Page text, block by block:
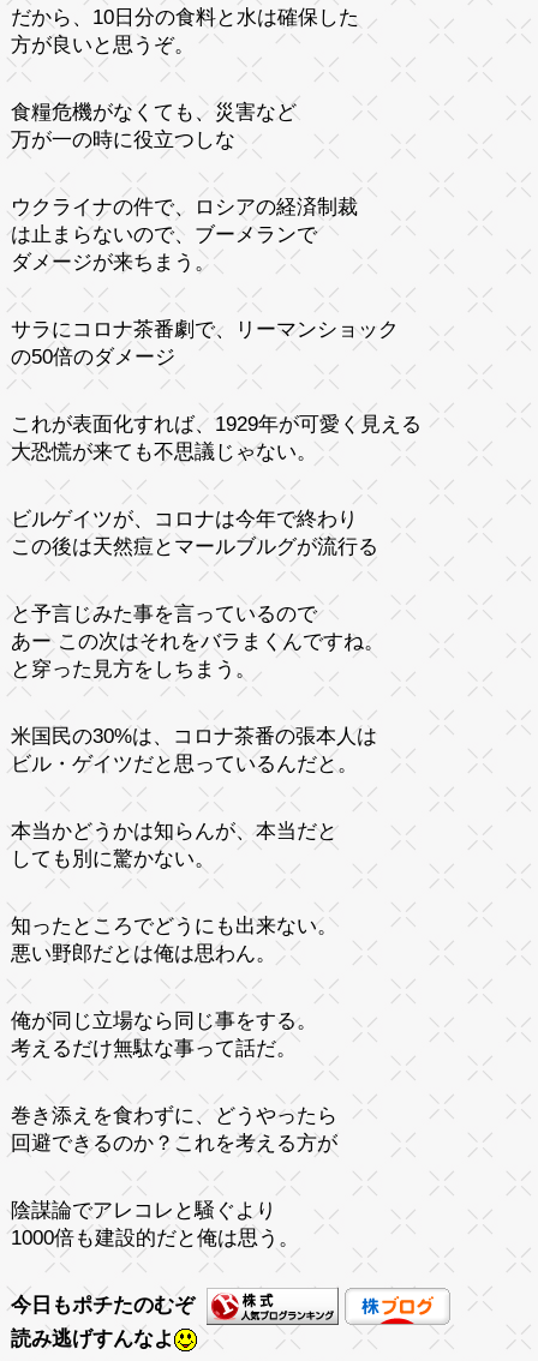
だから、10日分の食料と水は確保した
方が良いと思うぞ。
食糧危機がなくても、災害など
万が一の時に役立つしな
ウクライナの件で、ロシアの経済制裁
は止まらないので、ブーメランで
ダメージが来ちまう。
サラにコロナ茶番劇で、リーマンショック
の50倍のダメージ
これが表面化すれば、1929年が可愛く見える
大恐慌が来ても不思議じゃない。
ビルゲイツが、コロナは今年で終わり
この後は天然痘とマールブルグが流行る
と予言じみた事を言っているので
あー この次はそれをバラまくんですね。
と穿った見方をしちまう。
米国民の30%は、コロナ茶番の張本人は
ビル・ゲイツだと思っているんだと。
本当かどうかは知らんが、本当だと
しても別に驚かない。
知ったところでどうにも出来ない。
悪い野郎だとは俺は思わん。
俺が同じ立場なら同じ事をする。
考えるだけ無駄な事って話だ。
巻き添えを食わずに、どうやったら
回避できるのか？これを考える方が
陰謀論でアレコレと騒ぐより
1000倍も建設的だと俺は思う。
今日もポチたのむぞ
読み逃げすんなよ